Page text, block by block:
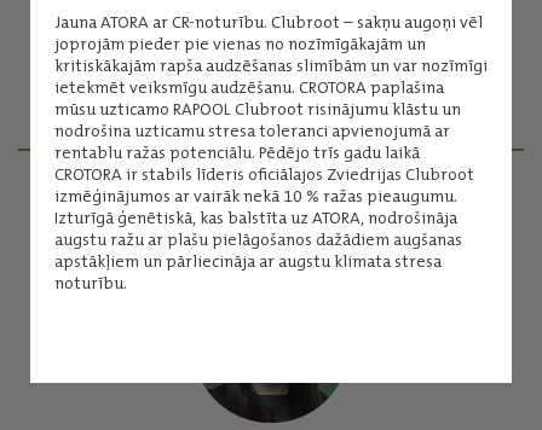
Jauna ATORA ar CR-noturību. Clubroot – sakņu augoņi vēl
joprojām pieder pie vienas no nozīmīgākajām un
kritiskākajām rapša audzēšanas slimībām un var nozīmīgi
ietekmēt veiksmīgu audzēšanu. CROTORA paplašina
mūsu uzticamo RAPOOL Clubroot risinājumu klāstu un
nodrošina uzticamu stresa toleranci apvienojumā ar
rentablu ražas potenciālu. Pēdējo trīs gadu laikā
CROTORA ir stabils līderis oficiālajos Zviedrijas Clubroot
izmēģinājumos ar vairāk nekā 10 % ražas pieaugumu.
Izturīgā ģenētiskā, kas balstīta uz ATORA, nodrošināja
augstu ražu ar plašu pielāgošanos dažādiem augšanas
apstākļiem un pārliecināja ar augstu klimata stresa
noturību.
Augsta ražība ar stabilu tās noturību
"Stay green" jeb zaļēšanas īpašību, kas dod lielāku
sausumizturību
Lasīt vairāk
PRODUKTU MENEDŽERI